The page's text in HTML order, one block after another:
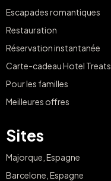
Escapades romantiques
Restauration
Réservation instantanée
Carte-cadeau Hotel Treats
Pour les familles
Meilleures offres
Sites
Majorque, Espagne
Barcelone, Espagne